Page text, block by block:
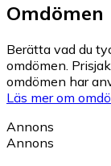
Omdömen
Berätta vad du
omdömen.
omdömen har
Läs mer om
Annons
Annons